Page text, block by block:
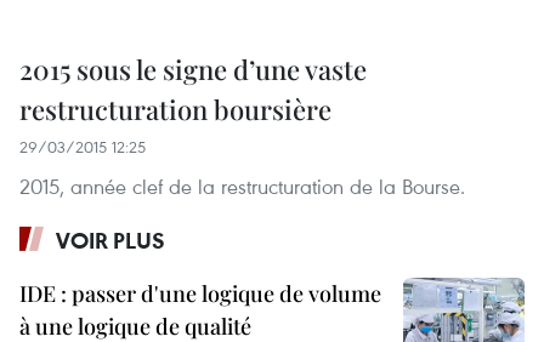
2015 sous le signe d’une vaste
restructuration boursière
29/03/2015 12:25
2015, année clef de la restructuration de la Bourse.
VOIR PLUS
IDE : passer d'une logique de volume
à une logique de qualité